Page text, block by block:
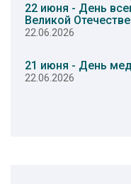
22 июня - День
Великой
22.06.2026
21 июня - День
22.06.2026